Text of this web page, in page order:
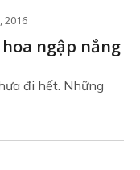
2016
ngập nắng
đi hết. Những